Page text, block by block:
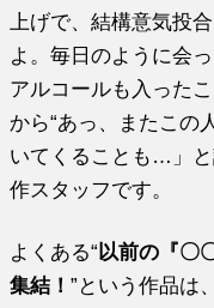
上げで、結構意気投
よ。毎日のように会
アルコールも入った
から“あっ、またこの
いてくることも…」
作スタッフです。
よくある“ 以前の『〇
集結！”という作品は